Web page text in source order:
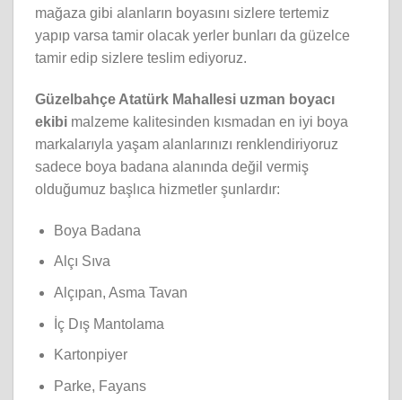
mağaza gibi alanların boyasını sizlere tertemiz
yapıp varsa tamir olacak yerler bunları da güzelce
tamir edip sizlere teslim ediyoruz.
Güzelbahçe Atatürk Mahallesi uzman boyacı
ekibi malzeme kalitesinden kısmadan en iyi boya
markalarıyla yaşam alanlarınızı renklendiriyoruz
sadece boya badana alanında değil vermiş
olduğumuz başlıca hizmetler şunlardır:
Boya Badana
Alçı Sıva
Alçıpan, Asma Tavan
İç Dış Mantolama
Kartonpiyer
Parke, Fayans